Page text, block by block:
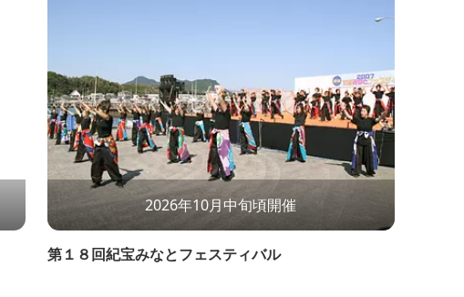
2026年10月中旬頃開催
第１８回紀宝みなとフェスティバル